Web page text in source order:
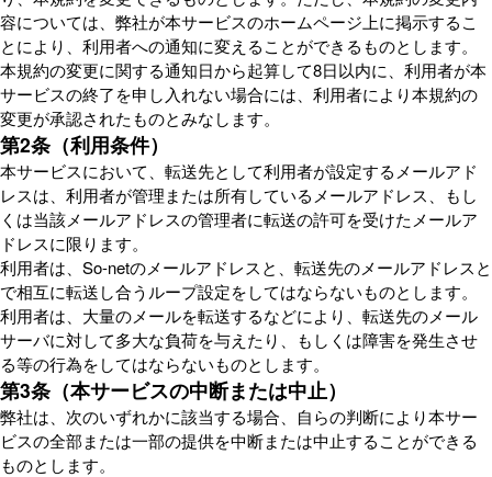
容については、弊社が本サービスのホームページ上に掲示するこ
とにより、利用者への通知に変えることができるものとします。
本規約の変更に関する通知日から起算して8日以内に、利用者が本
サービスの終了を申し入れない場合には、利用者により本規約の
変更が承認されたものとみなします。
第2条（利用条件）
本サービスにおいて、転送先として利用者が設定するメールアド
レスは、利用者が管理または所有しているメールアドレス、もし
くは当該メールアドレスの管理者に転送の許可を受けたメールア
ドレスに限ります。
利用者は、So-netのメールアドレスと、転送先のメールアドレスと
で相互に転送し合うループ設定をしてはならないものとします。
利用者は、大量のメールを転送するなどにより、転送先のメール
サーバに対して多大な負荷を与えたり、もしくは障害を発生させ
る等の行為をしてはならないものとします。
第3条（本サービスの中断または中止）
弊社は、次のいずれかに該当する場合、自らの判断により本サー
ビスの全部または一部の提供を中断または中止することができる
ものとします。